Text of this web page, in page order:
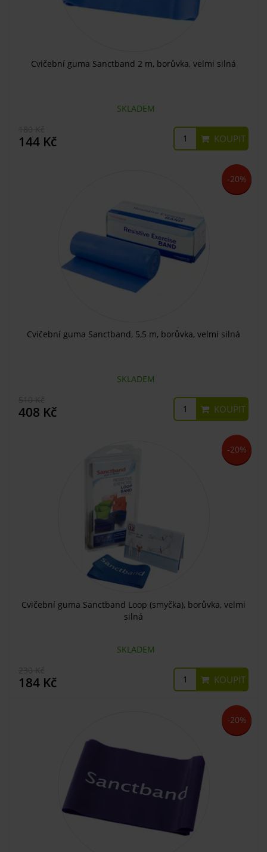
Cvičební guma Sanctband 2 m, borůvka, velmi silná
SKLADEM
144 Kč KOUPIT
-20%
Cvičební guma Sanctband, 5,5 m, borůvka, velmi silná
SKLADEM
408 Kč KOUPIT
-20%
Cvičební guma Sanctband Loop (smyčka), borůvka, velmi
silná
SKLADEM
184 Kč KOUPIT
-20%